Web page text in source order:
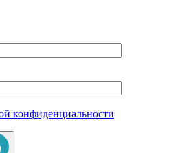
конфиденциальности